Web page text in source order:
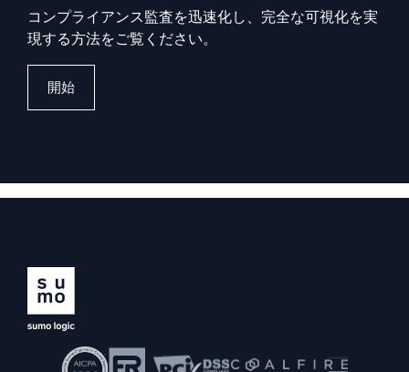
コンプライアンス監査を迅速化し、完全な可視化を実
現する方法をご覧ください。
開始